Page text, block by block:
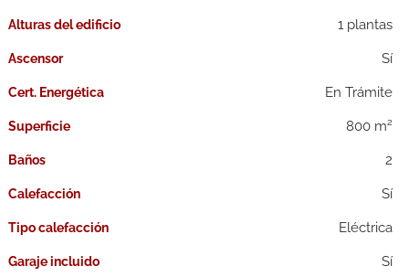
Alturas del edificio 1 plantas
Ascensor
Cert. Energética En Trámite
Superficie 800 m2
Baños 2
Calefacción
Tipo calefacción Eléctrica
Garaje incluido